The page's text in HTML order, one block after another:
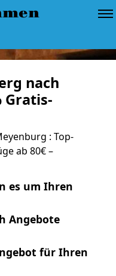
nach
Gratis-
: Top-
ab 80€ –
es um Ihren
Angebote
für Ihren